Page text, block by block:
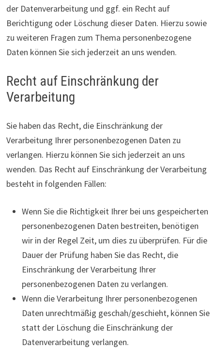
der Datenverarbeitung und ggf. ein Recht auf
Berichtigung oder Löschung dieser Daten. Hierzu sowie
zu weiteren Fragen zum Thema personenbezogene
Daten können Sie sich jederzeit an uns wenden.
Recht auf Einschränkung der
Verarbeitung
Sie haben das Recht, die Einschränkung der
Verarbeitung Ihrer personenbezogenen Daten zu
verlangen. Hierzu können Sie sich jederzeit an uns
wenden. Das Recht auf Einschränkung der Verarbeitung
besteht in folgenden Fällen:
Wenn Sie die Richtigkeit Ihrer bei uns gespeicherten
personenbezogenen Daten bestreiten, benötigen
wir in der Regel Zeit, um dies zu überprüfen. Für die
Dauer der Prüfung haben Sie das Recht, die
Einschränkung der Verarbeitung Ihrer
personenbezogenen Daten zu verlangen.
Wenn die Verarbeitung Ihrer personenbezogenen
Daten unrechtmäßig geschah/geschieht, können Sie
statt der Löschung die Einschränkung der
Datenverarbeitung verlangen.